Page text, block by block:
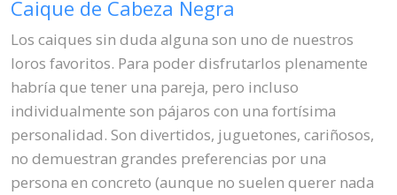
Caique de Cabeza Negra
Los caiques sin duda alguna son uno de nuestros
loros favoritos. Para poder disfrutarlos plenamente
habría que tener una pareja, pero incluso
individualmente son pájaros con una fortísima
personalidad. Son divertidos, juguetones, cariñosos,
no demuestran grandes preferencias por una
persona en concreto (aunque no suelen querer nada